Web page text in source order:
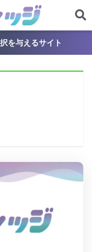
を与えるサイト